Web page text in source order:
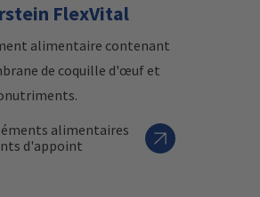
FlexVital
alimentaire contenant
de coquille d'œuf et
alimentaires
d'appoint